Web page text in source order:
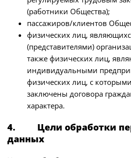
(работники Общества);
пассажиров/клиентов
физических лиц,
(представителями)
также физических лиц,
индивидуальными
физических лиц, с
заключены договора
характера.
4. Цели обработки
данных